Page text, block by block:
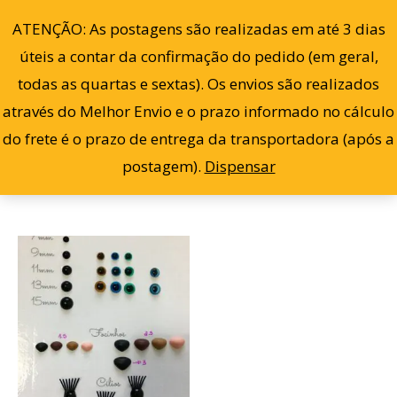
ATENÇÃO: As postagens são realizadas em até 3 dias
úteis a contar da confirmação do pedido (em geral,
todas as quartas e sextas). Os envios são realizados
através do Melhor Envio e o prazo informado no cálculo
do frete é o prazo de entrega da transportadora (após a
postagem). Dispensar
para
conteúdo
0
Filter Exibindo um único resultado
preço:
R$ 2,00
várias
variantes.